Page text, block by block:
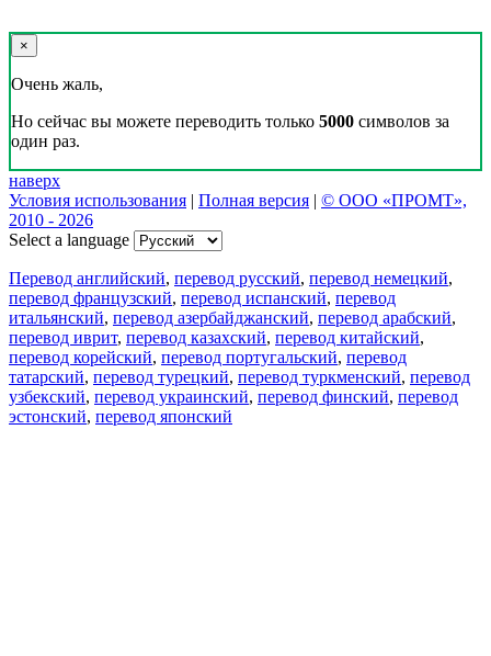
×
Очень жаль,
Но сейчас вы можете переводить только 5000 символов за
один раз.
наверх
Условия использования | Полная версия | © ООО «ПРОМТ»,
2010 - 2026
Select a language
Перевод английский, перевод русский, перевод немецкий,
перевод французский, перевод испанский, перевод
итальянский, перевод азербайджанский, перевод арабский,
перевод иврит, перевод казахский, перевод китайский,
перевод корейский, перевод португальский, перевод
татарский, перевод турецкий, перевод туркменский, перевод
узбекский, перевод украинский, перевод финский, перевод
эстонский, перевод японский